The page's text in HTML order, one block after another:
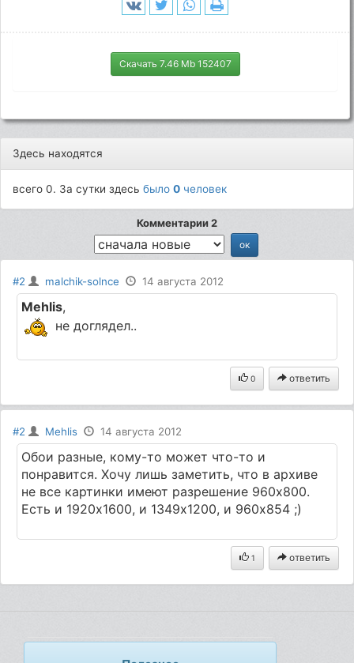
Скачать 7.46 Mb 152407
Здесь находятся
всего 0. За сутки здесьбыло0 человек
Комментарии 2
#2 malchik-solnce 14 августа 2012
Mehlis,
не доглядел..
0 ответить
#2 Mehlis 14 августа 2012
Обои разные, кому-то может что-то и
понравится. Хочу лишь заметить, что в архиве
не все картинки имеют разрешение 960х800.
Есть и 1920х1600, и 1349х1200, и 960х854 ;)
1 ответить